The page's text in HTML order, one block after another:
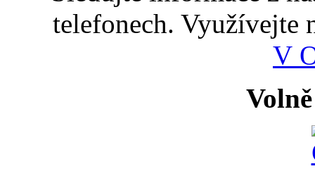
telefonech. Využívejte
V